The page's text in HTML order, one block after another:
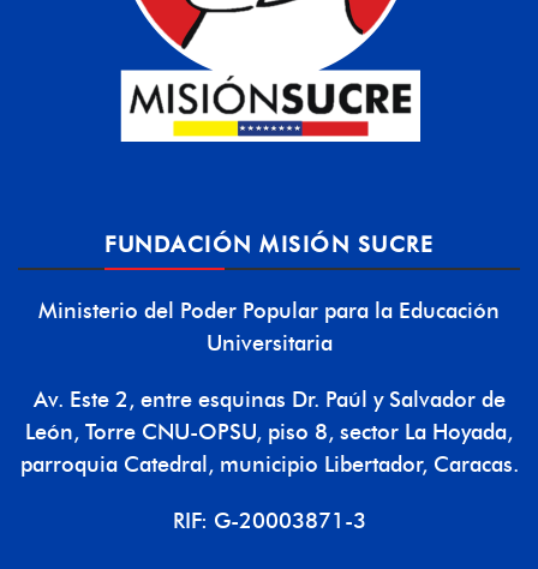
FUNDACIÓN MISIÓN SUCRE
Ministerio del Poder Popular para la Educación
Universitaria
Av. Este 2, entre esquinas Dr. Paúl y Salvador de
León, Torre CNU-OPSU, piso 8, sector La Hoyada,
parroquia Catedral, municipio Libertador, Caracas.
RIF: G-20003871-3